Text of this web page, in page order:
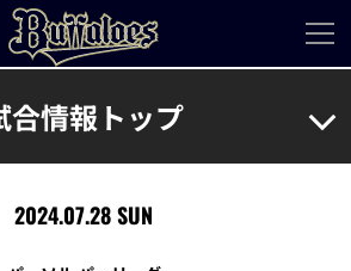
合情報トップ
2024.07.28 SUN